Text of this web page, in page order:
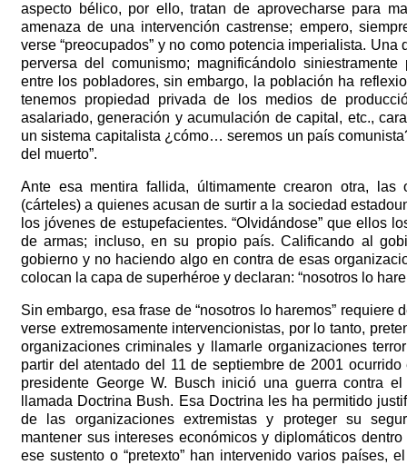
aspecto bélico, por ello, tratan de aprovecharse para
amenaza de una intervención castrense; empero,
verse “preocupados” y no como potencia imperialista.
perversa del comunismo; magnificándolo
entre los pobladores, sin embargo, la población ha
tenemos propiedad privada de los medios de
asalariado, generación y acumulación de capital, etc.,
un sistema capitalista ¿cómo… seremos un país
del muerto”.
Ante esa mentira fallida, últimamente crearon otra, las
(cárteles) a quienes acusan de surtir a la sociedad
los jóvenes de estupefacientes. “Olvidándose” que ellos
de armas; incluso, en su propio país. Calificando al
gobierno y no haciendo algo en contra de esas
colocan la capa de superhéroe y declaran: “nosotros lo
Sin embargo, esa frase de “nosotros lo haremos” requiere
verse extremosamente intervencionistas, por lo tanto,
organizaciones criminales y llamarle organizaciones
partir del atentado del 11 de septiembre de 2001
presidente George W. Busch inició una guerra contra
llamada Doctrina Bush. Esa Doctrina les ha permitido
de las organizaciones extremistas y proteger su
mantener sus intereses económicos y diplomáticos
ese sustento o “pretexto” han intervenido varios países,